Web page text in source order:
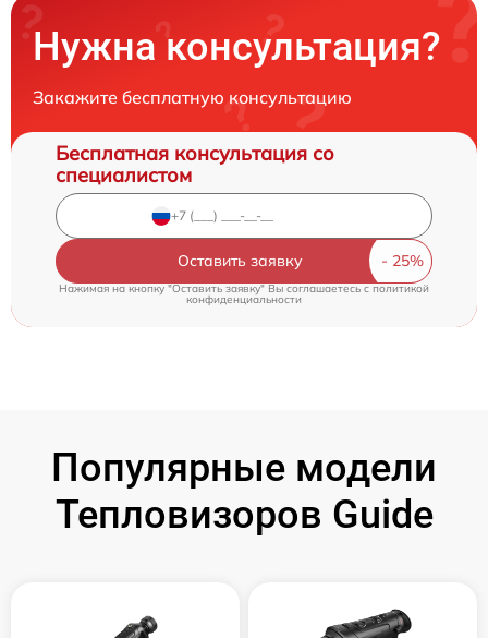
Нужна консультация?
Закажите бесплатную консультацию
Бесплатная консультация со
специалистом
Оставить заявку
Нажимая на кнопку "Оставить заявку" Вы соглашаетесь cполитикой
конфиденциальности
Популярные модели
Тепловизоров Guide